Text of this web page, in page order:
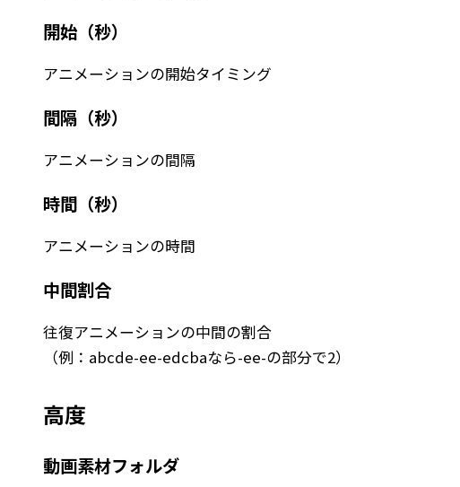
開始（秒）
アニメーションの開始タイミング
間隔（秒）
アニメーションの間隔
時間（秒）
アニメーションの時間
中間割合
往復アニメーションの中間の割合
（例：abcde-ee-edcbaなら-ee-の部分で2）
高度
動画素材フォルダ